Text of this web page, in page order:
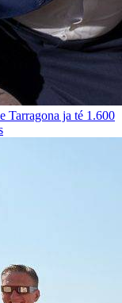
Tarragona ja té 1.600